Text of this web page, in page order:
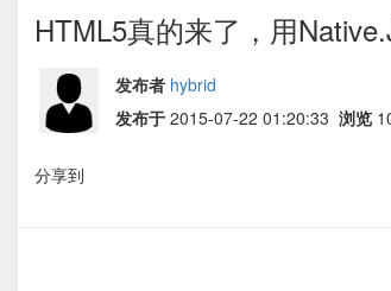
HTML5真的来了，用
发布者 hybrid
发布于 2015-07-22 01:20:33 浏览
分享到